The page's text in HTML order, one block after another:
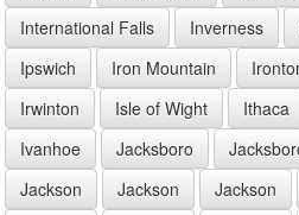
International Falls
Inverness
Ipswich
Iron Mountain
Irwinton
Isle of Wight Ithaca
Ivanhoe
Jacksboro
Jackson
Jackson Jackson